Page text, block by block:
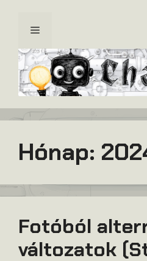
tartalomba
Menü
Hónap:
Fotóból
változatok